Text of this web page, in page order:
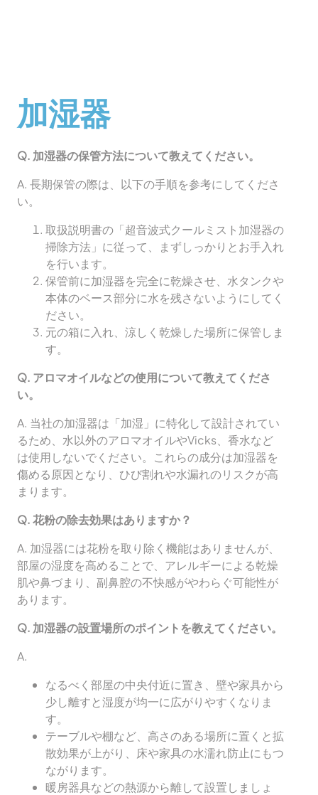
加湿器
Q. 加湿器の保管方法について教えてください。
A. 長期保管の際は、以下の手順を参考にしてくださ
い。
取扱説明書の「超音波式クールミスト加湿器の
掃除方法」に従って、まずしっかりとお手入れ
を行います。
保管前に加湿器を完全に乾燥させ、水タンクや
本体のベース部分に水を残さないようにしてく
ださい。
元の箱に入れ、涼しく乾燥した場所に保管しま
す。
Q. アロマオイルなどの使用について教えてくださ
い。
A. 当社の加湿器は「加湿」に特化して設計されてい
るため、水以外のアロマオイルやVicks、香水など
は使用しないでください。これらの成分は加湿器を
傷める原因となり、ひび割れや水漏れのリスクが高
まります。
Q. 花粉の除去効果はありますか？
A. 加湿器には花粉を取り除く機能はありませんが、
部屋の湿度を高めることで、アレルギーによる乾燥
肌や鼻づまり、副鼻腔の不快感がやわらぐ可能性が
あります。
Q. 加湿器の設置場所のポイントを教えてください。
A.
なるべく部屋の中央付近に置き、壁や家具から
少し離すと湿度が均一に広がりやすくなりま
す。
テーブルや棚など、高さのある場所に置くと拡
散効果が上がり、床や家具の水濡れ防止にもつ
ながります。
暖房器具などの熱源から離して設置しましょ